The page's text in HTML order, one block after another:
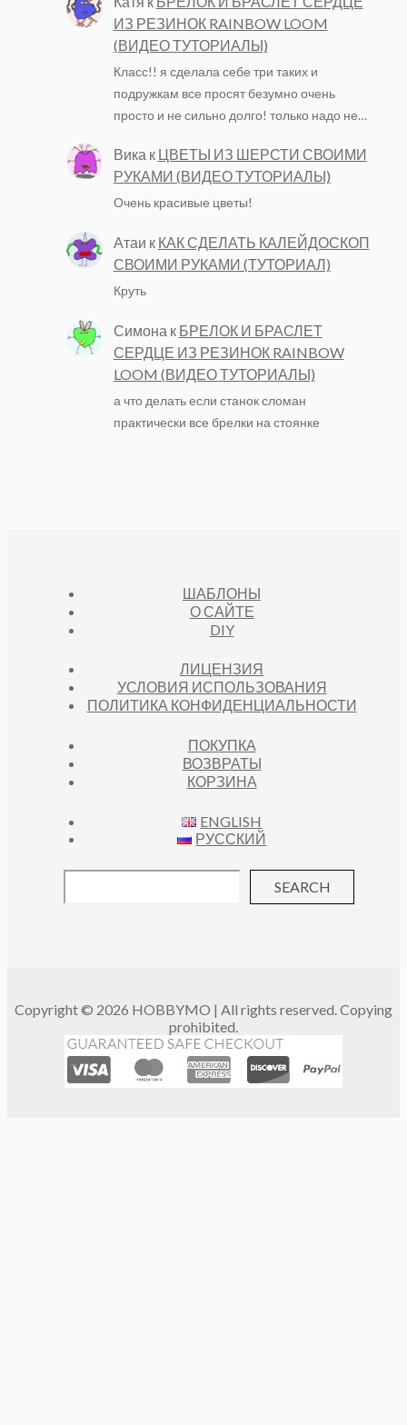
ИЗ РЕЗИНОК RAINBOW LOOM
(ВИДЕО ТУТОРИАЛЫ)
Класс!! я сделала себе три таких и
подружкам все просят безумно очень
просто и не сильно долго! только надо не…
Вика к ЦВЕТЫ ИЗ ШЕРСТИ СВОИМИ
РУКАМИ (ВИДЕО ТУТОРИАЛЫ)
Очень красивые цветы!
Атаи к КАК СДЕЛАТЬ КАЛЕЙДОСКОП
СВОИМИ РУКАМИ (ТУТОРИАЛ)
Круть
Симона к БРЕЛОК И БРАСЛЕТ
СЕРДЦЕ ИЗ РЕЗИНОК RAINBOW
LOOM (ВИДЕО ТУТОРИАЛЫ)
а что делать если станок сломан
практически все брелки на стоянке
ШАБЛОНЫ
О САЙТЕ
DIY
ЛИЦЕНЗИЯ
УСЛОВИЯ ИСПОЛЬЗОВАНИЯ
ПОЛИТИКА КОНФИДЕНЦИАЛЬНОСТИ
ПОКУПКА
ВОЗВРАТЫ
КОРЗИНА
ENGLISH
РУССКИЙ
SEARCH
Copyright © 2026 HOBBYMO | All rights reserved. Copying
prohibited.